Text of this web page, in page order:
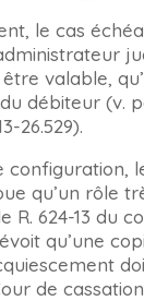
le cas
valable,
débiteur (v.
26.529).
configuration,
qu’un rôle
R. 624-13 du
qu’une
de